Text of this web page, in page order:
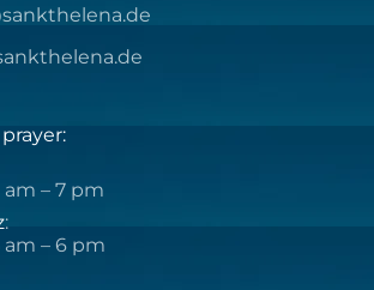
– 7 pm
:
– 6 pm